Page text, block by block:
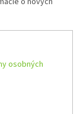
osobných